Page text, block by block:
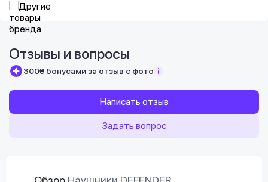
Отзывы и вопросы
300₴ бонусами за отзыв с фото
Написать отзыв
Задать вопрос